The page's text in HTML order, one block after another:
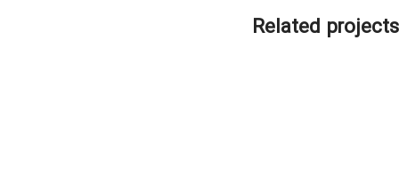
Related projects